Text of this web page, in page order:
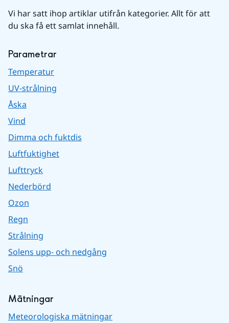
Vi har satt ihop artiklar utifrån kategorier. Allt för att
du ska få ett samlat innehåll.
Parametrar
Temperatur
UV-strålning
Åska
Vind
Dimma och fuktdis
Luftfuktighet
Lufttryck
Nederbörd
Ozon
Regn
Strålning
Solens upp- och nedgång
Snö
Mätningar
Meteorologiska mätningar